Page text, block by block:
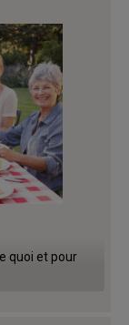
quoi et pour